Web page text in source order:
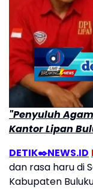
"Penyuluh
Kantor Lipan
DETIK✒️NEWS.ID
dan rasa haru di
Kabupaten